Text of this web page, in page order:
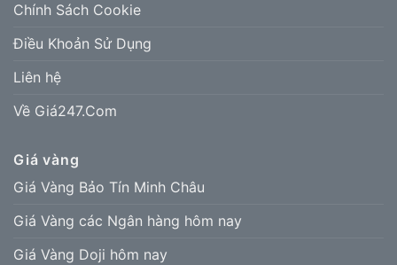
Chính Sách Cookie
Điều Khoản Sử Dụng
Liên hệ
Về Giá247.Com
Giá vàng
Giá Vàng Bảo Tín Minh Châu
Giá Vàng các Ngân hàng hôm nay
Giá Vàng Doji hôm nay